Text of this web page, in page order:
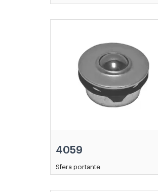
4059
Sfera portante